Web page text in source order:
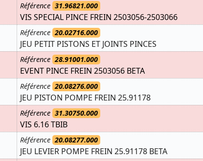
Référence 31.96821.000
VIS SPECIAL PINCE FREIN 2503056-2503066
Référence 20.02716.000
JEU PETIT PISTONS ET JOINTS PINCES
Référence 28.91001.000
EVENT PINCE FREIN 2503056 BETA
Référence 20.08276.000
JEU PISTON POMPE FREIN 25.91178
Référence 31.30750.000
VIS 6.16 TBIB
Référence 20.08277.000
JEU LEVIER POMPE FREIN 25.91178 BETA